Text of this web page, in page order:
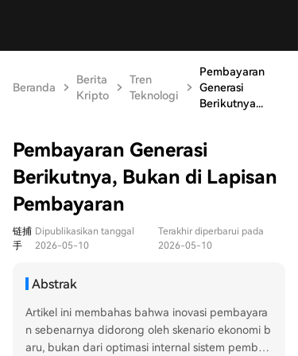
Beranda
Berita
Kripto
Tren
Teknologi
Pembayaran
Generasi
Berikutnya...
Pembayaran Generasi
Berikutnya, Bukan di Lapisan
Pembayaran
链捕
手
Dipublikasikan tanggal
2026-05-10
Terakhir diperbarui pada
2026-05-10
Abstrak
Artikel ini membahas bahwa inovasi pembayara
n sebenarnya didorong oleh skenario ekonomi b
aru, bukan dari optimasi internal sistem pembay